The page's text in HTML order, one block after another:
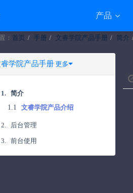
产品
： 首页 手册 文睿学院产品手册 简介
学院产品手册 更多
1. 简介
1.1
文睿学院产品介绍
2. 后台管理
3. 前台使用